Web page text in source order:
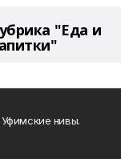
"Еда и
нивы.